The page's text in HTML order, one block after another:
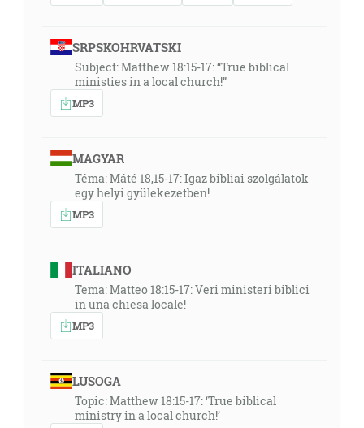
SRPSKOHRVATSKI
Subject: Matthew 18:15-17: “True biblical
ministies in a local church!”
MP3
MAGYAR
Téma: Máté 18,15-17: Igaz bibliai szolgálatok
egy helyi gyülekezetben!
MP3
ITALIANO
Tema: Matteo 18:15-17: Veri ministeri biblici
in una chiesa locale!
MP3
LUSOGA
Topic: Matthew 18:15-17: ‘True biblical
ministry in a local church!’